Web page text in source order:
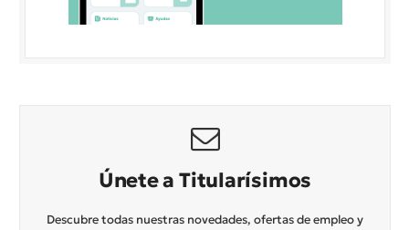
Únete a Titularísimos
Descubre todas nuestras novedades, ofertas de empleo y